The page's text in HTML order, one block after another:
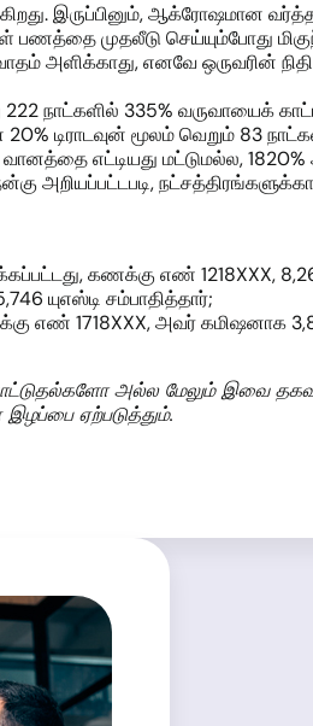
இருப்பினும், ஆக்ரோஷமான
பணத்தை முதலீடு செய்யும்போது
அளிக்காது, எனவே ஒருவரின்
நாட்களில் 335% வருவாயைக்
டிராடவுன் மூலம் வெறும் 83
எட்டியது மட்டுமல்ல,
அறியப்பட்டபடி,
கணக்கு எண் 1218XXX,
யுஎஸ்டி சம்பாதித்தார்;
எண் 1718XXX, அவர் கமிஷனாக
அல்ல மேலும் இவை
ஏற்படுத்தும்.